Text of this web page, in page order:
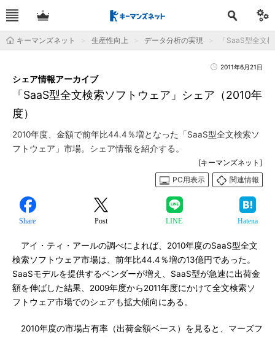
キーマンズネット 生産性向上 データ分析の実現 「SaaS型全文
2011年6月21日
「SaaS型全文検索ソフトウェア」シェア（2010年
度）
シェア情報アーカイブ
2010年度、金額で前年比44.4％増となった「SaaS型全文検索ソ
フトウェア」市場。シェア情報を紹介する。
[キーマンズネット]
PC用表示
関連情報
Share Post LINE Hatena
アイ・ティ・アールの調べによれば、2010年度のSaaS型全文
検索ソフトウェア市場は、前年比44.4％増の13億円であった。
SaaSモデルを提供するベンダーが増え、SaaS型が急速に出荷金
額を伸ばした結果、2009年度から2011年度にかけて全文検索ソ
フトウェア市場でのシェアも拡大傾向にある。
2010年度の市場占有率（出荷金額ベース）を見ると、マーズフ